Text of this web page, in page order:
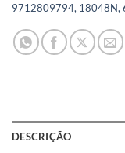
9712809794, 18048N,
DESCRIÇÃO